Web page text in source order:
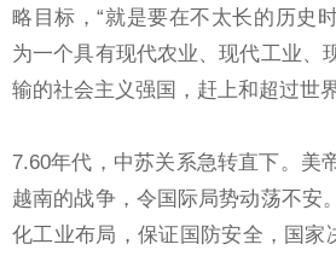
略目标，“就是要在不太长的历史
为一个具有现代农业、现代工业、
输的社会主义强国，赶上和超过世
7.60年代，中苏关系急转直下。美
越南的战争，令国际局势动荡不安
化工业布局，保证国防安全，国家